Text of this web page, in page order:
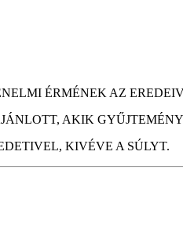
ÉRMÉNEK AZ
AKIK
KIVÉVE A SÚLYT.